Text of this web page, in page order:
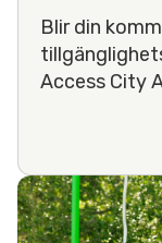
Blir din
Access City